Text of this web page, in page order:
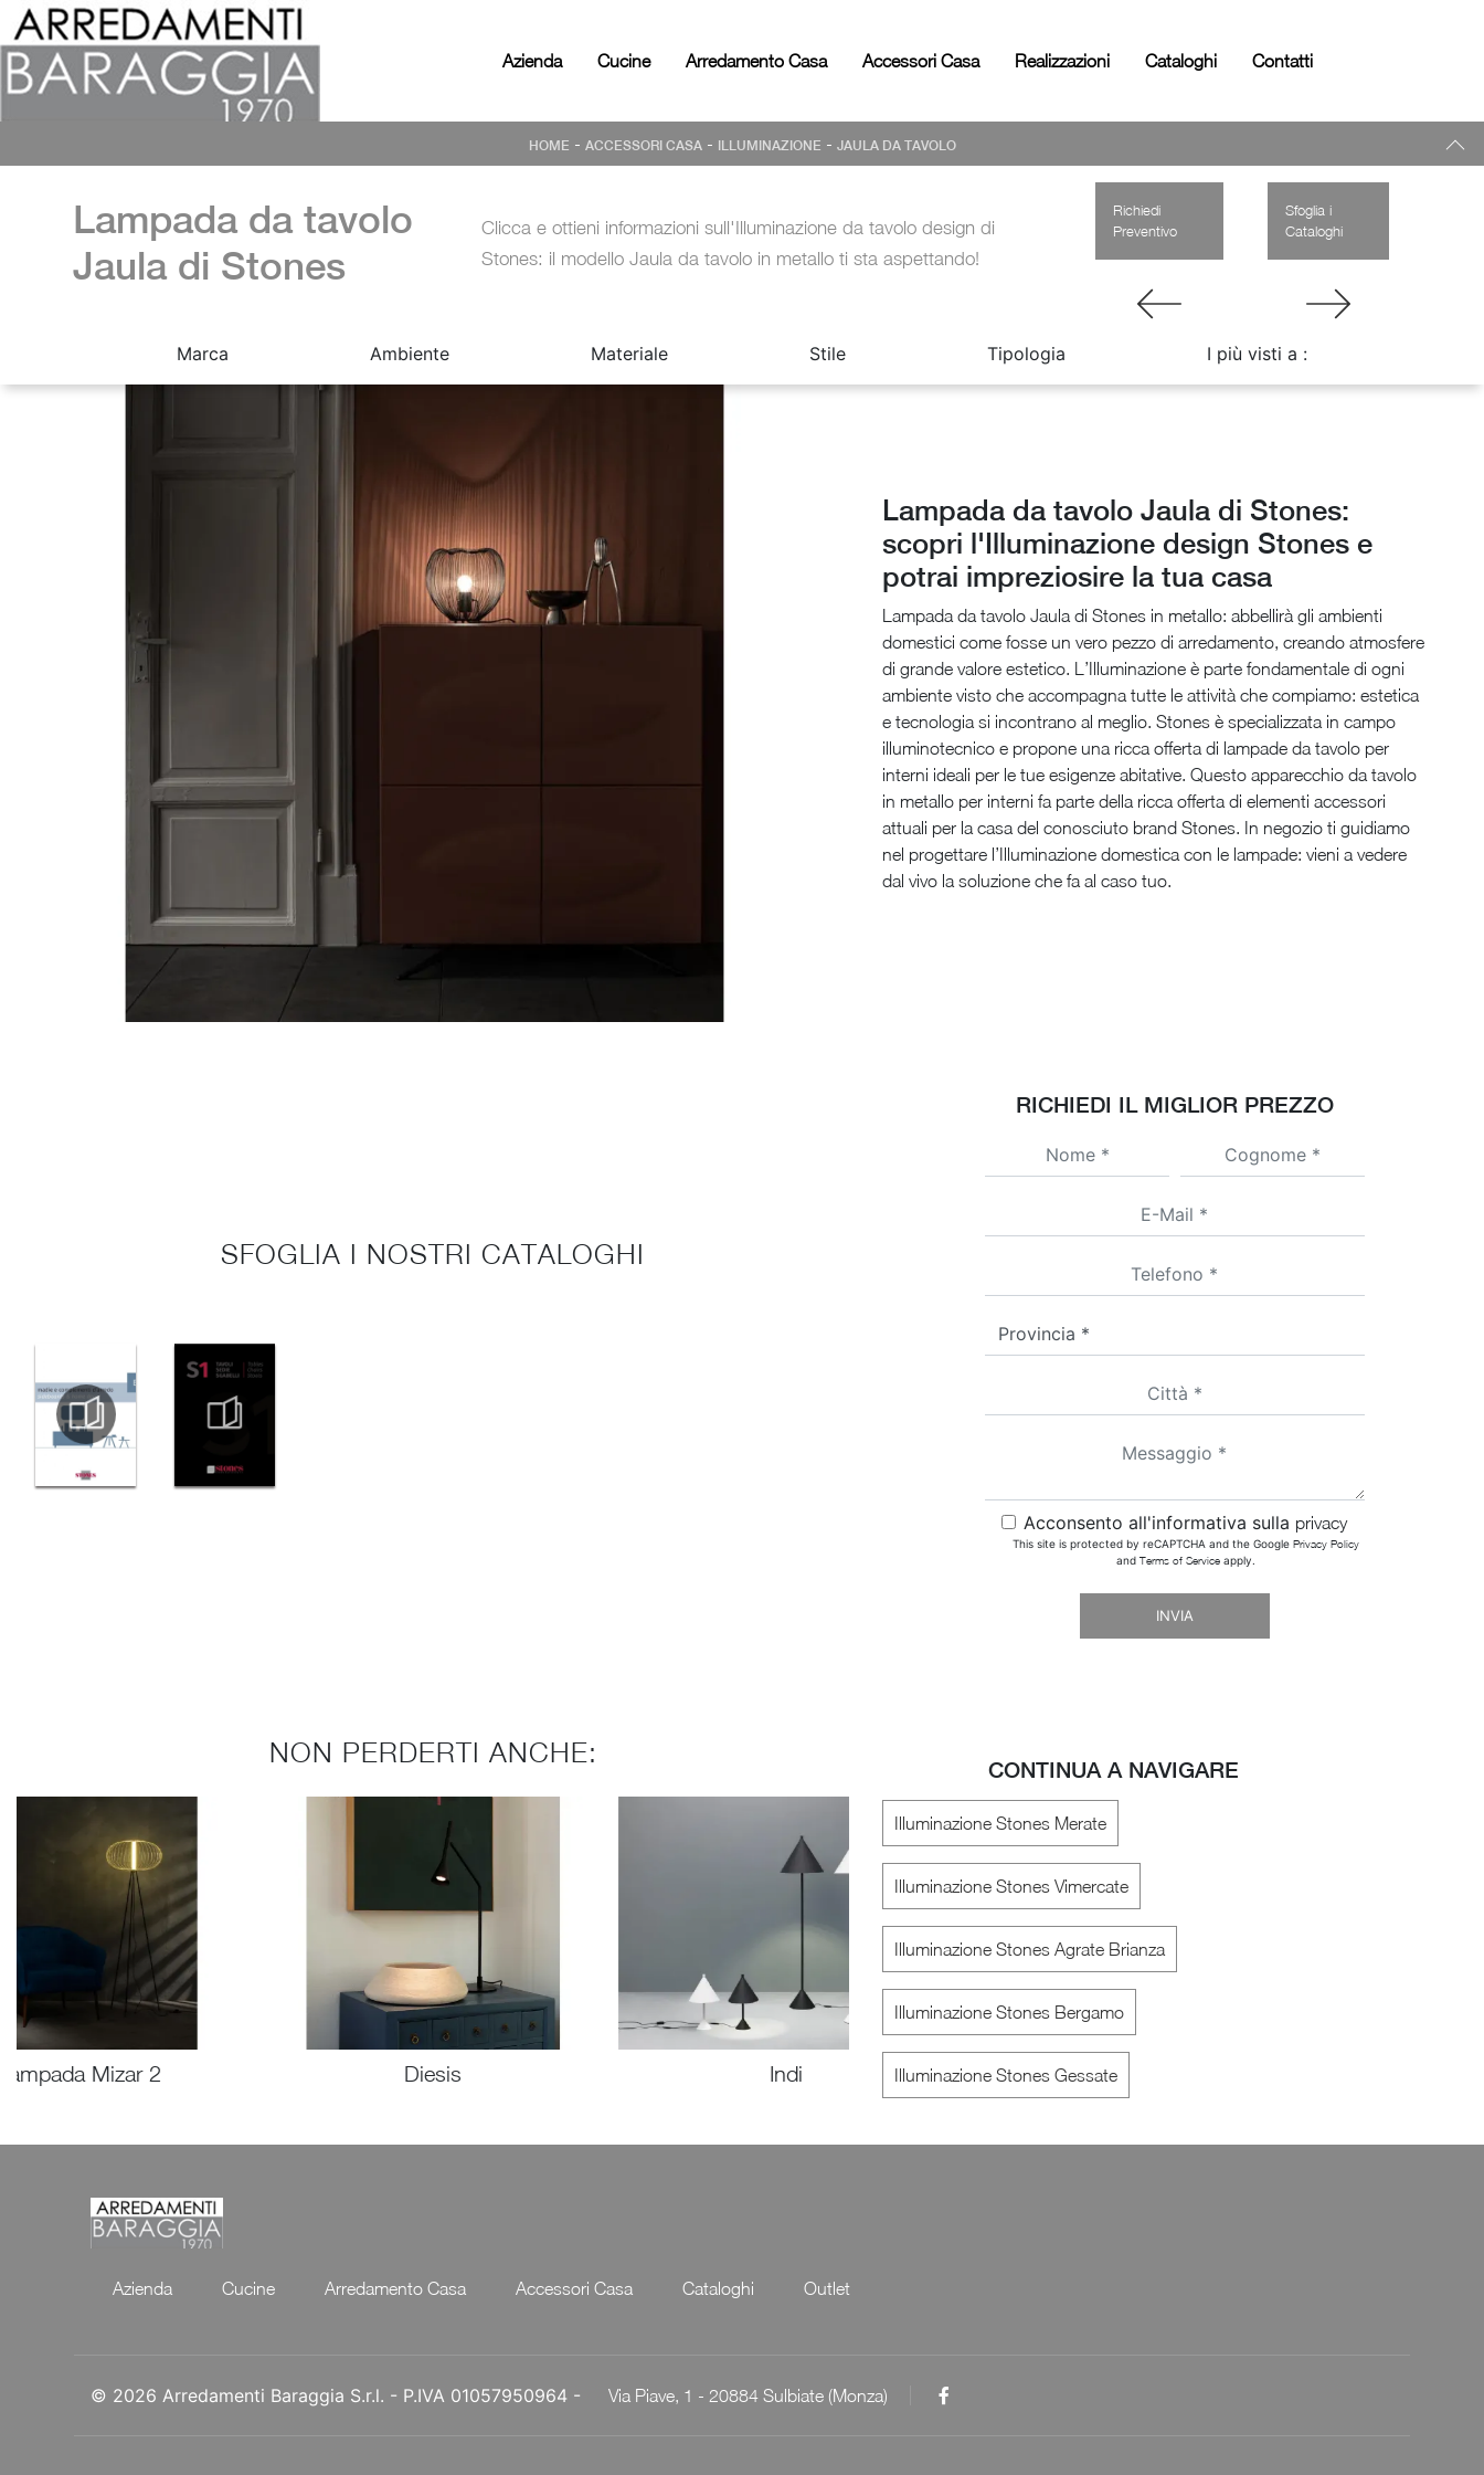
Azienda Cucine Arredamento Casa Accessori Casa Realizzazioni Cataloghi Contatti
HOME - ACCESSORI CASA- ILLUMINAZIONE - JAULA DA TAVOLO
Lampada da tavolo
Jaula di Stones
Clicca e ottieni informazioni sull'Illuminazione da tavolo design di
Stones: il modello Jaula da tavolo in metallo ti sta aspettando!
Richiedi
Preventivo
Sfoglia i
Cataloghi
Marca Ambiente Materiale Stile Tipologia I più visti a :
Lampada da tavolo Jaula di Stones:
scopri l'Illuminazione design Stones e
potrai impreziosire la tua casa
Lampada da tavolo Jaula di Stones in metallo: abbellirà gli ambienti
domestici come fosse un vero pezzo di arredamento, creando atmosfere
di grande valore estetico. L’Illuminazione è parte fondamentale di ogni
ambiente visto che accompagna tutte le attività che compiamo: estetica
e tecnologia si incontrano al meglio. Stones è specializzata in campo
illuminotecnico e propone una ricca offerta di lampade da tavolo per
interni ideali per le tue esigenze abitative. Questo apparecchio da tavolo
in metallo per interni fa parte della ricca offerta di elementi accessori
attuali per la casa del conosciuto brand Stones. In negozio ti guidiamo
nel progettare l’Illuminazione domestica con le lampade: vieni a vedere
dal vivo la soluzione che fa al caso tuo.
SFOGLIA I NOSTRI CATALOGHI
RICHIEDI IL MIGLIOR PREZZO
Acconsento all'informativa sulla privacy
This site is protected by reCAPTCHA and the Google Privacy Policy
and Terms of Serviceapply.
INVIA
NON PERDERTI ANCHE:
Mizar 2 Diesis Indi Lampada a sospensione
CONTINUA A NAVIGARE
Illuminazione Stones Merate
Illuminazione Stones Vimercate
Illuminazione Stones Agrate Brianza
Illuminazione Stones Bergamo
Illuminazione Stones Gessate
Azienda Cucine Arredamento Casa Accessori Casa Cataloghi Outlet
© 2026 Arredamenti Baraggia S.r.l. - P.IVA 01057950964 - Via Piave, 1 - 20884 Sulbiate (Monza)